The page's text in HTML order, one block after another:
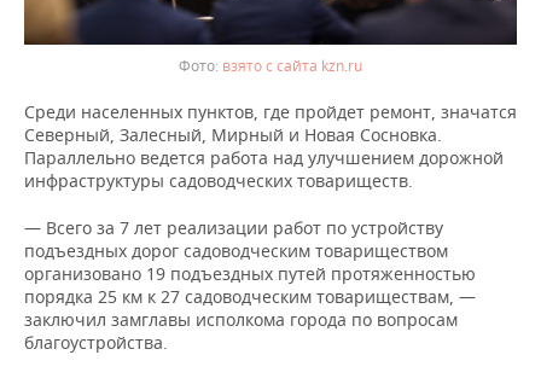
взято с сайта kzn.ru
Среди населенных пунктов, где пройдет ремонт, значатся
Северный, Залесный, Мирный и Новая Сосновка.
Параллельно ведется работа над улучшением дорожной
инфраструктуры садоводческих товариществ.
— Всего за 7 лет реализации работ по устройству
подъездных дорог садоводческим товариществом
организовано 19 подъездных путей протяженностью
порядка 25 км к 27 садоводческим товариществам, —
заключил замглавы исполкома города по вопросам
благоустройства.